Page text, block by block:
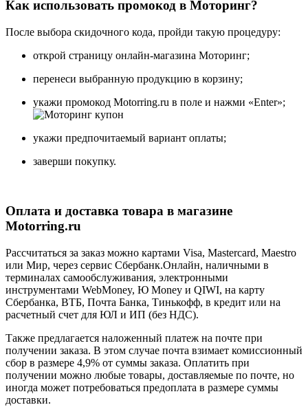
Как использовать промокод в Моторинг?
После выбора скидочного кода, пройди такую процедуру:
открой страницу онлайн-магазина Моторинг;
перенеси выбранную продукцию в корзину;
укажи промокод Motorring.ru в поле и нажми «Enter»;
укажи предпочитаемый вариант оплаты;
заверши покупку.
Оплата и доставка товара в магазине
Motorring.ru
Рассчитаться за заказ можно картами Visa, Mastercard, Maestro
или Мир, через сервис Сбербанк.Онлайн, наличными в
терминалах самообслуживания, электронными
инструментами WebMoney, Ю Money и QIWI, на карту
Сбербанка, ВТБ, Почта Банка, Тинькофф, в кредит или на
расчетный счет для ЮЛ и ИП (без НДС).
Также предлагается наложенный платеж на почте при
получении заказа. В этом случае почта взимает комиссионный
сбор в размере 4,9% от суммы заказа. Оплатить при
получении можно любые товары, доставляемые по почте, но
иногда может потребоваться предоплата в размере суммы
доставки.